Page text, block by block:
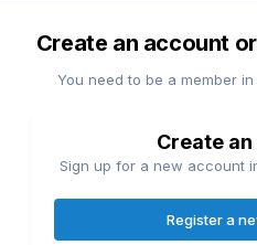
Create an account
You need to be a member
Create
Sign up for a new account
Register a